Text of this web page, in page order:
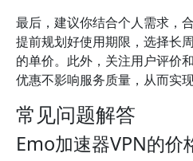
最后，建议你结合个人需求，
提前规划好使用期限，选择长
的单价。此外，关注用户评价
优惠不影响服务质量，从而实
常见问题解答
Emo加速器VPN的价